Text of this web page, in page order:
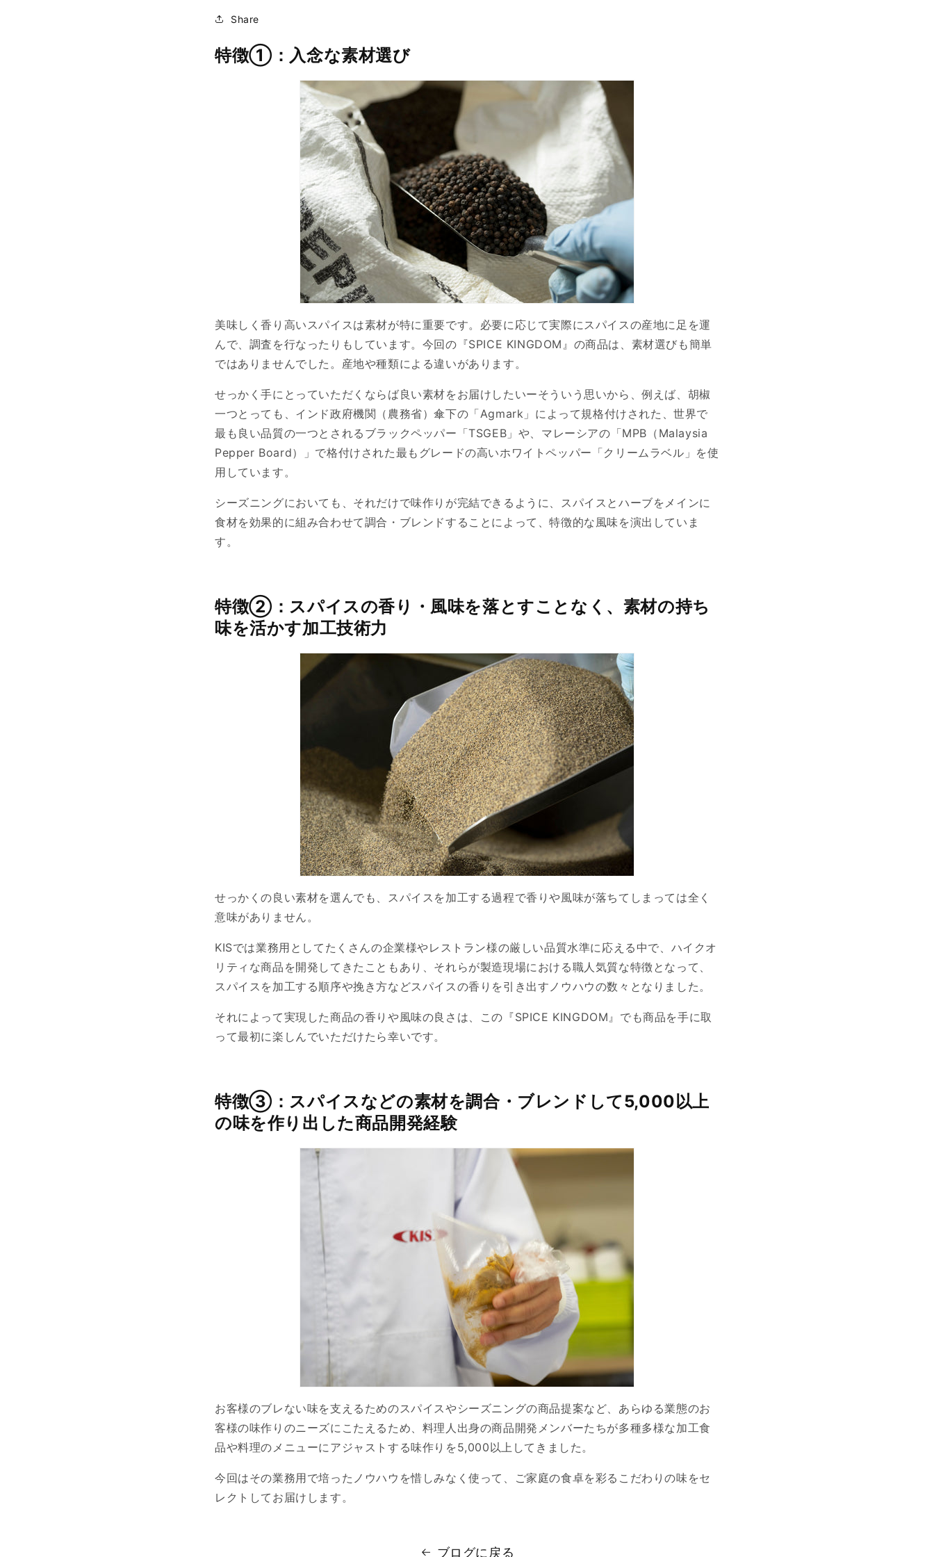
Share
特徴①：入念な素材選び
美味しく香り高いスパイスは素材が特に重要です。必要に応じて実際にスパイスの産地に足を運
んで、調査を行なったりもしています。今回の『SPICE KINGDOM』の商品は、素材選びも簡単
ではありませんでした。産地や種類による違いがあります。
せっかく手にとっていただくならば良い素材をお届けしたいーそういう思いから、例えば、胡椒
一つとっても、インド政府機関（農務省）傘下の「Agmark」によって規格付けされた、世界で
最も良い品質の一つとされるブラックペッパー「TSGEB」や、マレーシアの「MPB（Malaysia
Pepper Board）」で格付けされた最もグレードの高いホワイトペッパー「クリームラベル」を使
用しています。
シーズニングにおいても、それだけで味作りが完結できるように、スパイスとハーブをメインに
食材を効果的に組み合わせて調合・ブレンドすることによって、特徴的な風味を演出していま
す。
特徴②：スパイスの香り・風味を落とすことなく、素材の持ち
味を活かす加工技術力
せっかくの良い素材を選んでも、スパイスを加工する過程で香りや風味が落ちてしまっては全く
意味がありません。
KISでは業務用としてたくさんの企業様やレストラン様の厳しい品質水準に応える中で、ハイクオ
リティな商品を開発してきたこともあり、それらが製造現場における職人気質な特徴となって、
スパイスを加工する順序や挽き方などスパイスの香りを引き出すノウハウの数々となりました。
それによって実現した商品の香りや風味の良さは、この『SPICE KINGDOM』でも商品を手に取
って最初に楽しんでいただけたら幸いです。
特徴③：スパイスなどの素材を調合・ブレンドして5,000以上
の味を作り出した商品開発経験
お客様のブレない味を支えるためのスパイスやシーズニングの商品提案など、あらゆる業態のお
客様の味作りのニーズにこたえるため、料理人出身の商品開発メンバーたちが多種多様な加工食
品や料理のメニューにアジャストする味作りを5,000以上してきました。
今回はその業務用で培ったノウハウを惜しみなく使って、ご家庭の食卓を彩るこだわりの味をセ
レクトしてお届けします。
ブログに戻る